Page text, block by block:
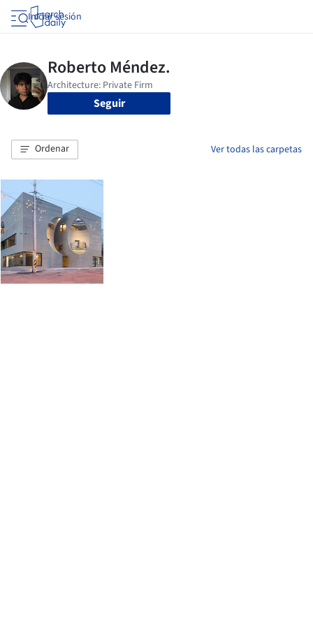
Iniciar sesión
Seguir
Ordenar Ver todas las carpetas